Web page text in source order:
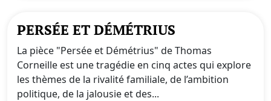
PERSÉE ET DÉMÉTRIUS
La pièce "Persée et Démétrius" de Thomas
Corneille est une tragédie en cinq actes qui explore
les thèmes de la rivalité familiale, de l’ambition
politique, de la jalousie et des...